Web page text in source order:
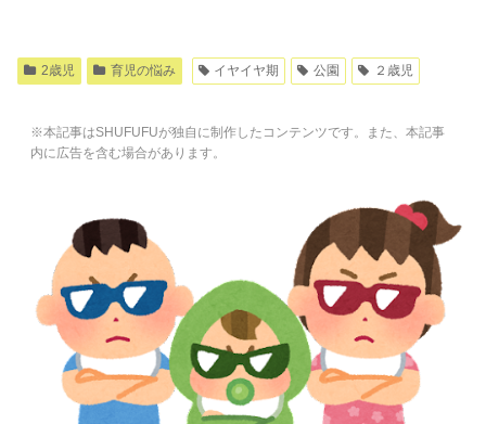
2歳児 育児の悩み イヤイヤ期 公園 ２歳児
※本記事はSHUFUFUが独自に制作したコンテンツです。また、本記事
内に広告を含む場合があります。